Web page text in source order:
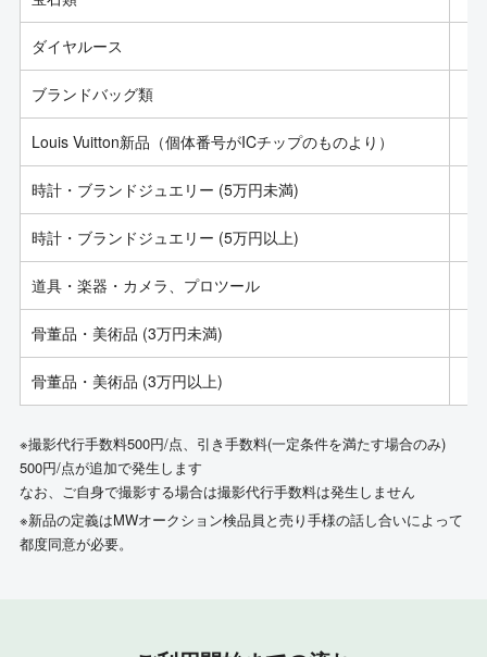
ダイヤルース
ブランドバッグ類
Louis Vuitton新品（個体番号がICチップのものより）
時計・ブランドジュエリー (5万円未満)
時計・ブランドジュエリー (5万円以上)
道具・楽器・カメラ、プロツール
骨董品・美術品 (3万円未満)
骨董品・美術品 (3万円以上)
※撮影代行手数料500円/点、引き手数料(一定条件を満たす場合のみ)
500円/点が追加で発生します
なお、ご自身で撮影する場合は撮影代行手数料は発生しません
※新品の定義はMWオークション検品員と売り手様の話し合いによって
都度同意が必要。